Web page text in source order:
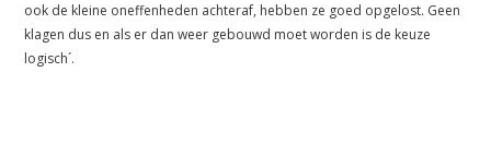
ook de kleine oneffenheden achteraf, hebben ze goed opgelost. Geen
klagen dus en als er dan weer gebouwd moet worden is de keuze
logisch´.